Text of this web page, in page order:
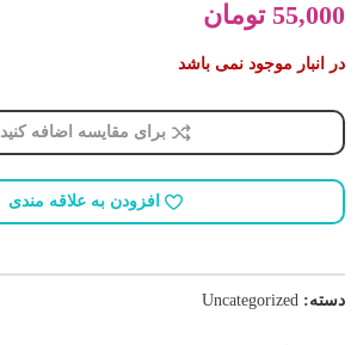
55,000 تومان
در انبار موجود نمی باشد
برای مقایسه اضافه کنید
افزودن به علاقه مندی
دسته: Uncategorized